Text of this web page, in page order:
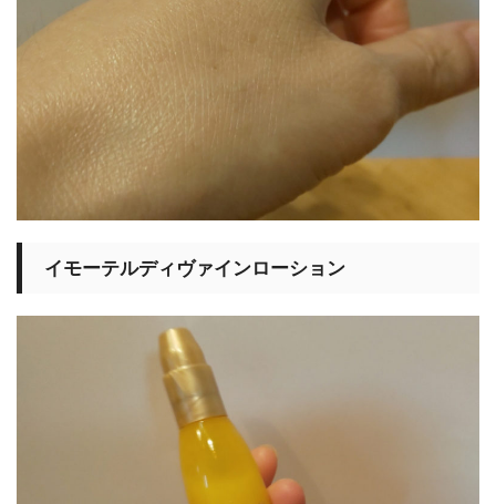
イモーテルディヴァインローション